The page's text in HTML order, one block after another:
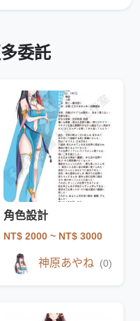
委託
角色設計
NT$ 2000 ~ NT$ 3000
神原あやね (0)